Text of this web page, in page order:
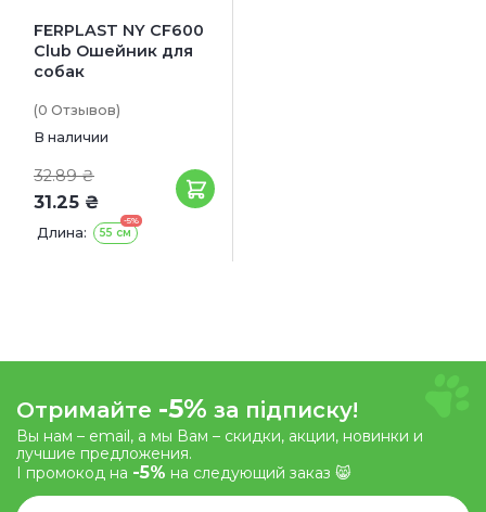
FERPLAST NY CF600
Club Ошейник для
собак
(0 Отзывов)
В наличии
32.89 ₴
31.25 ₴
Длина:
-5%
55 см
Отримайте -5% за підписку!
Вы нам – email, а мы Вам – скидки, акции, новинки и
лучшие предложения.
І промокод на -5% на следующий заказ 😸